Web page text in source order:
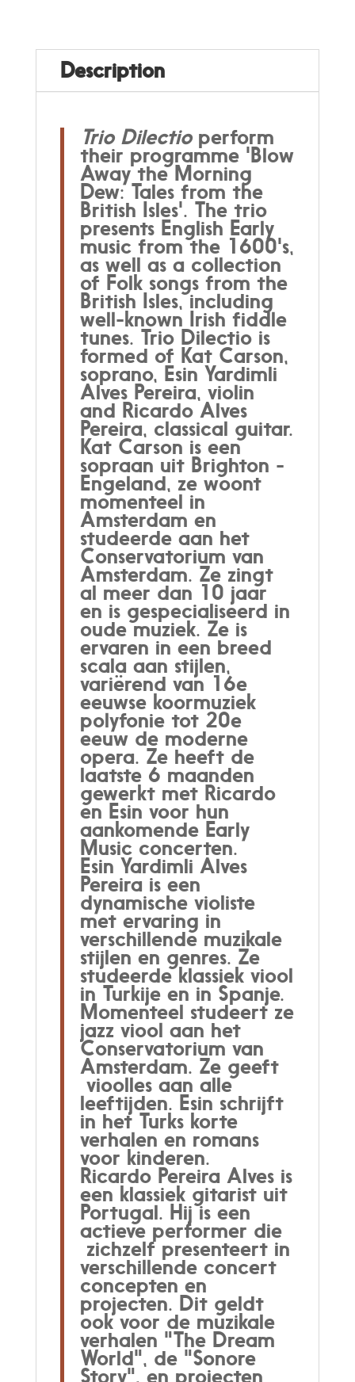
Description
Trio Dilectio perform
their programme 'Blow
Away the Morning
Dew: Tales from the
British Isles'. The trio
presents English Early
music from the 1600's,
as well as a collection
of Folk songs from the
British Isles, including
well-known Irish fiddle
tunes. Trio Dilectio is
formed of Kat Carson,
soprano, Esin Yardimli
Alves Pereira, violin
and Ricardo Alves
Pereira, classical guitar.
Kat Carson is een
sopraan uit Brighton -
Engeland, ze woont
momenteel in
Amsterdam en
studeerde aan het
Conservatorium van
Amsterdam. Ze zingt
al meer dan 10 jaar
en is gespecialiseerd in
oude muziek. Ze is
ervaren in een breed
scala aan stijlen,
variërend van 16e
eeuwse koormuziek
polyfonie tot 20e
eeuw de moderne
opera. Ze heeft de
laatste 6 maanden
gewerkt met Ricardo
en Esin voor hun
aankomende Early
Music concerten.
Esin Yardimli Alves
Pereira is een
dynamische violiste
met ervaring in
verschillende muzikale
stijlen en genres. Ze
studeerde klassiek viool
in Turkije en in Spanje.
Momenteel studeert ze
jazz viool aan het
Conservatorium van
Amsterdam. Ze geeft
vioolles aan alle
leeftijden. Esin schrijft
in het Turks korte
verhalen en romans
voor kinderen.
Ricardo Pereira Alves is
een klassiek gitarist uit
Portugal. Hij is een
actieve performer die
zichzelf presenteert in
verschillende concert
concepten en
projecten. Dit geldt
ook voor de muzikale
verhalen "The Dream
World", de "Sonore
Story", en projecten